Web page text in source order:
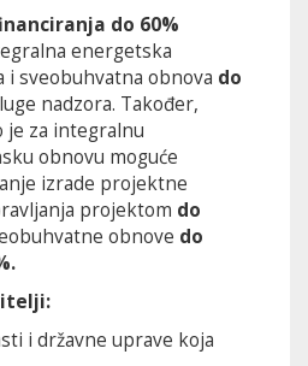
do 60%
energetska
i sveobuhvatna obnova do
nadzora. Također,
je za integralnu
obnovu moguće
izrade projektne
projektom do
obnove do
i državne uprave koja